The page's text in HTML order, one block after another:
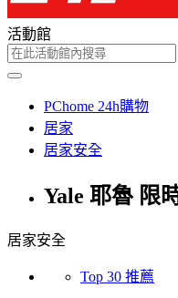
活動館
PChome 24h購物
居家
居家安全
Yale 耶魯 限
居家安全
Top 30 推薦